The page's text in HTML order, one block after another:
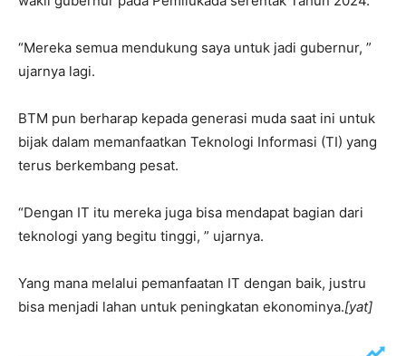
“Mereka semua mendukung saya untuk jadi gubernur, ”
ujarnya lagi.
BTM pun berharap kepada generasi muda saat ini untuk
bijak dalam memanfaatkan Teknologi Informasi (TI) yang
terus berkembang pesat.
“Dengan IT itu mereka juga bisa mendapat bagian dari
teknologi yang begitu tinggi, ” ujarnya.
Yang mana melalui pemanfaatan IT dengan baik, justru
bisa menjadi lahan untuk peningkatan ekonominya.[yat]